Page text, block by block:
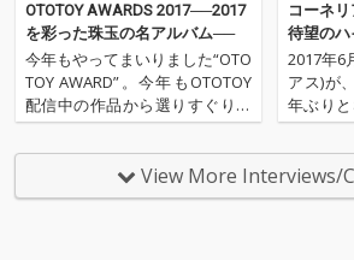
OTOTOY AWARDS 2017──2017
を彩った珠玉の名アルバム──
今年もやってまいりました“OTO
TOY AWARD”。今年もOTOTOY
配信中の作品から選りすぐりの
30作品を紹介します。さまざま
なフォーマットでのリリースも
多い最近ですが、ここではあえ
てのオリジナル・アルバムに絞
コーネリ
待望のハ
ニア高山
ー掲載
2017年6
アス)が
年ぶり
バムを
郎を作
るなら
じめ、“
View More Interviews/